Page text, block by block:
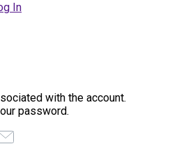
In
with the account.
password.